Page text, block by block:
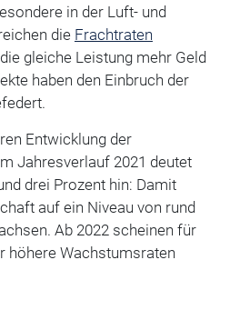
in der Luft- und
die Frachtraten
gleiche Leistung mehr Geld
haben den Einbruch der
Entwicklung der
Jahresverlauf 2021 deutet
drei Prozent hin: Damit
auf ein Niveau von rund
Ab 2022 scheinen für
höhere Wachstumsraten